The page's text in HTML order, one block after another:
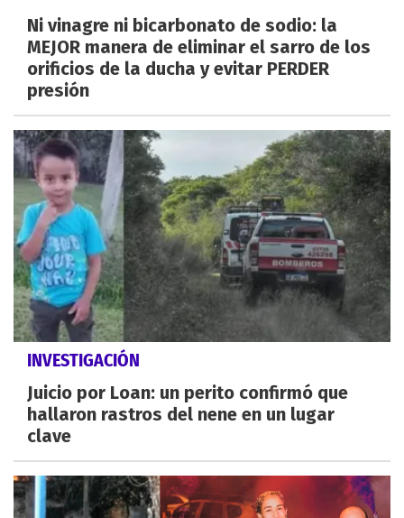
Ni vinagre ni bicarbonato de sodio: la
MEJOR manera de eliminar el sarro de los
orificios de la ducha y evitar PERDER
presión
INVESTIGACIÓN
Juicio por Loan: un perito confirmó que
hallaron rastros del nene en un lugar
clave